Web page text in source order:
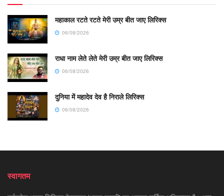
महाकाल रटते रटते मेरी उम्र बीत जाए लिरिक्स
06/08/2026
राधा नाम लेते लेते मेरी उम्र बीत जाए लिरिक्स
06/08/2026
दुनिया में महादेव देव है निराले लिरिक्स
06/08/2026
स्वागतम